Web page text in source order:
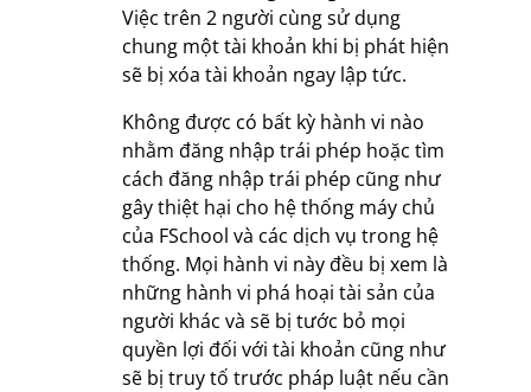
Việc trên 2 người cùng sử dụng
chung một tài khoản khi bị phát hiện
sẽ bị xóa tài khoản ngay lập tức.
Không được có bất kỳ hành vi nào
nhằm đăng nhập trái phép hoặc tìm
cách đăng nhập trái phép cũng như
gây thiệt hại cho hệ thống máy chủ
của FSchool và các dịch vụ trong hệ
thống. Mọi hành vi này đều bị xem là
những hành vi phá hoại tài sản của
người khác và sẽ bị tước bỏ mọi
quyền lợi đối với tài khoản cũng như
sẽ bị truy tố trước pháp luật nếu cần